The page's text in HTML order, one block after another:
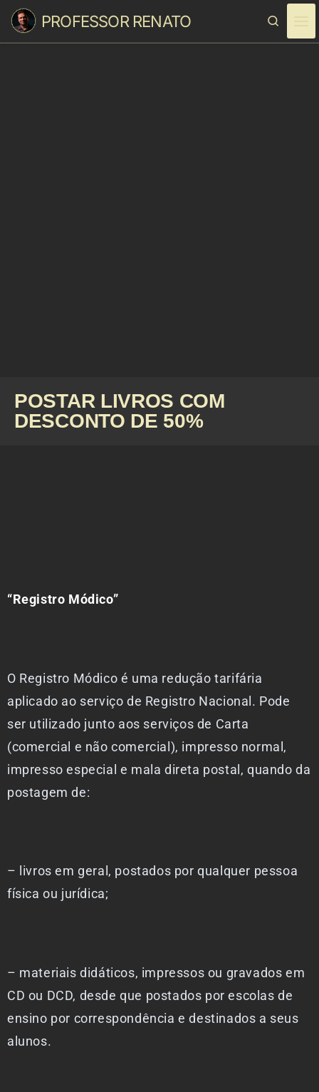
Skip to content
PROFESSOR RENATO
POSTAR LIVROS COM
DESCONTO DE 50%
“Registro Módico”
O Registro Módico é uma redução tarifária
aplicado ao serviço de Registro Nacional. Pode
ser utilizado junto aos serviços de Carta
(comercial e não comercial), impresso normal,
impresso especial e mala direta postal, quando da
postagem de:
– livros em geral, postados por qualquer pessoa
física ou jurídica;
– materiais didáticos, impressos ou gravados em
CD ou DCD, desde que postados por escolas de
ensino por correspondência e destinados a seus
alunos.